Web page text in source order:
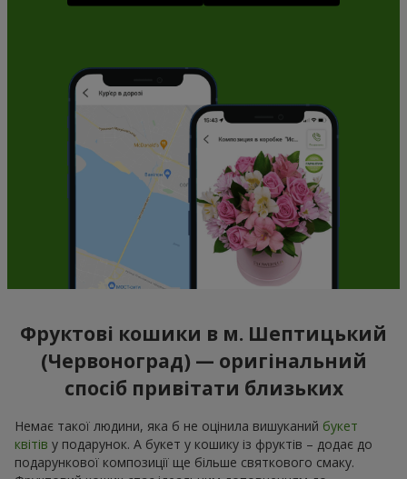
Фруктові кошики в м. Шептицький
(Червоноград) — оригінальний
спосіб привітати близьких
Немає такої людини, яка б не оцінила вишуканий букет
квітів у подарунок. А букет у кошику із фруктів – додає до
подарункової композиції ще більше святкового смаку.